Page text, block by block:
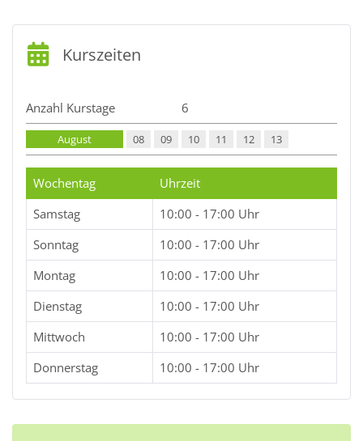
Kurszeiten
Anzahl Kurstage 6
August 08 09 10 11 12 13
Wochentag
Uhrzeit
Samstag
10:00 - 17:00 Uhr
Sonntag
10:00 - 17:00 Uhr
Montag
10:00 - 17:00 Uhr
Dienstag
10:00 - 17:00 Uhr
Mittwoch
10:00 - 17:00 Uhr
Donnerstag
10:00 - 17:00 Uhr